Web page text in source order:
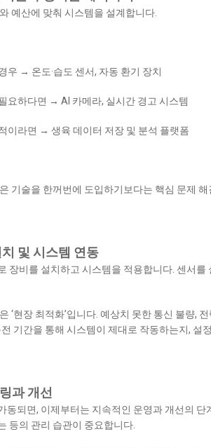
예산에 맞춰 시스템을 설계합니다.
우 → 온도·습도 센서, 자동 환기 장치
요하다면 → AI 카메라, 실시간 경고 시스템
이라면 → 생육 데이터 저장 및 분석 플랫폼
기술을 한꺼번에 도입하기보다는 핵심 문제
및 시스템 연동
장비를 설치하고 시스템을 적용합니다. 센서
‘현장 최적화’입니다. 예상치 못한 통신 불량,
기간을 통해 시스템이 제대로 작동하는지, 설
과 개선
동되면, 이제부터는 지속적인 운영과 개선의
등의 관리 습관이 중요합니다.